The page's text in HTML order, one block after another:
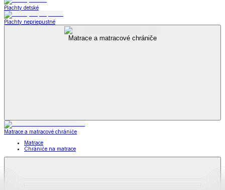
Plachty detské
Plachty nepriepustné
Matrace a matracové chrániče
Matrace a matracové chrániče
Matrace
Chrániče na matrace